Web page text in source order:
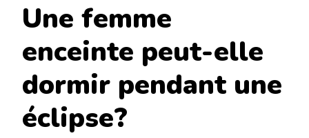
Une femme
enceinte peut-elle
dormir pendant une
éclipse?